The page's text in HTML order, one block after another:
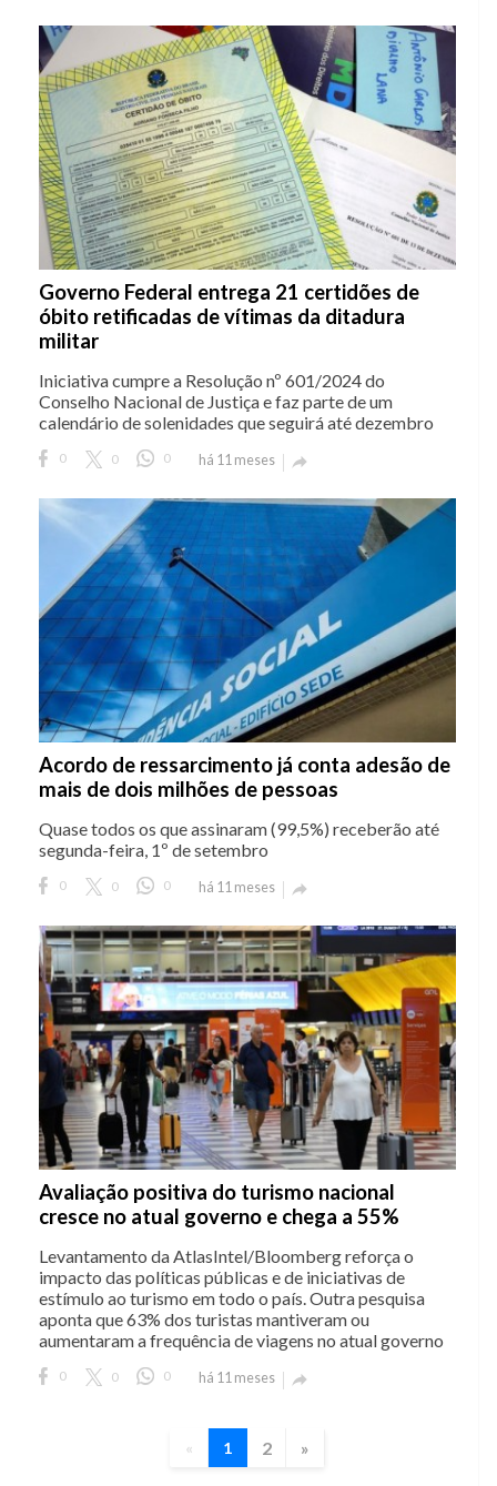
Governo Federal entrega 21 certidões de
óbito retificadas de vítimas da ditadura
militar
Iniciativa cumpre a Resolução nº 601/2024 do
Conselho Nacional de Justiça e faz parte de um
calendário de solenidades que seguirá até dezembro
0 0 0 há 11 meses 
Acordo de ressarcimento já conta adesão de
mais de dois milhões de pessoas
Quase todos os que assinaram (99,5%) receberão até
segunda-feira, 1º de setembro
0 0 0 há 11 meses 
Avaliação positiva do turismo nacional
cresce no atual governo e chega a 55%
Levantamento da AtlasIntel/Bloomberg reforça o
impacto das políticas públicas e de iniciativas de
estímulo ao turismo em todo o país. Outra pesquisa
aponta que 63% dos turistas mantiveram ou
aumentaram a frequência de viagens no atual governo
0 0 0 há 11 meses 
« 1 2 »